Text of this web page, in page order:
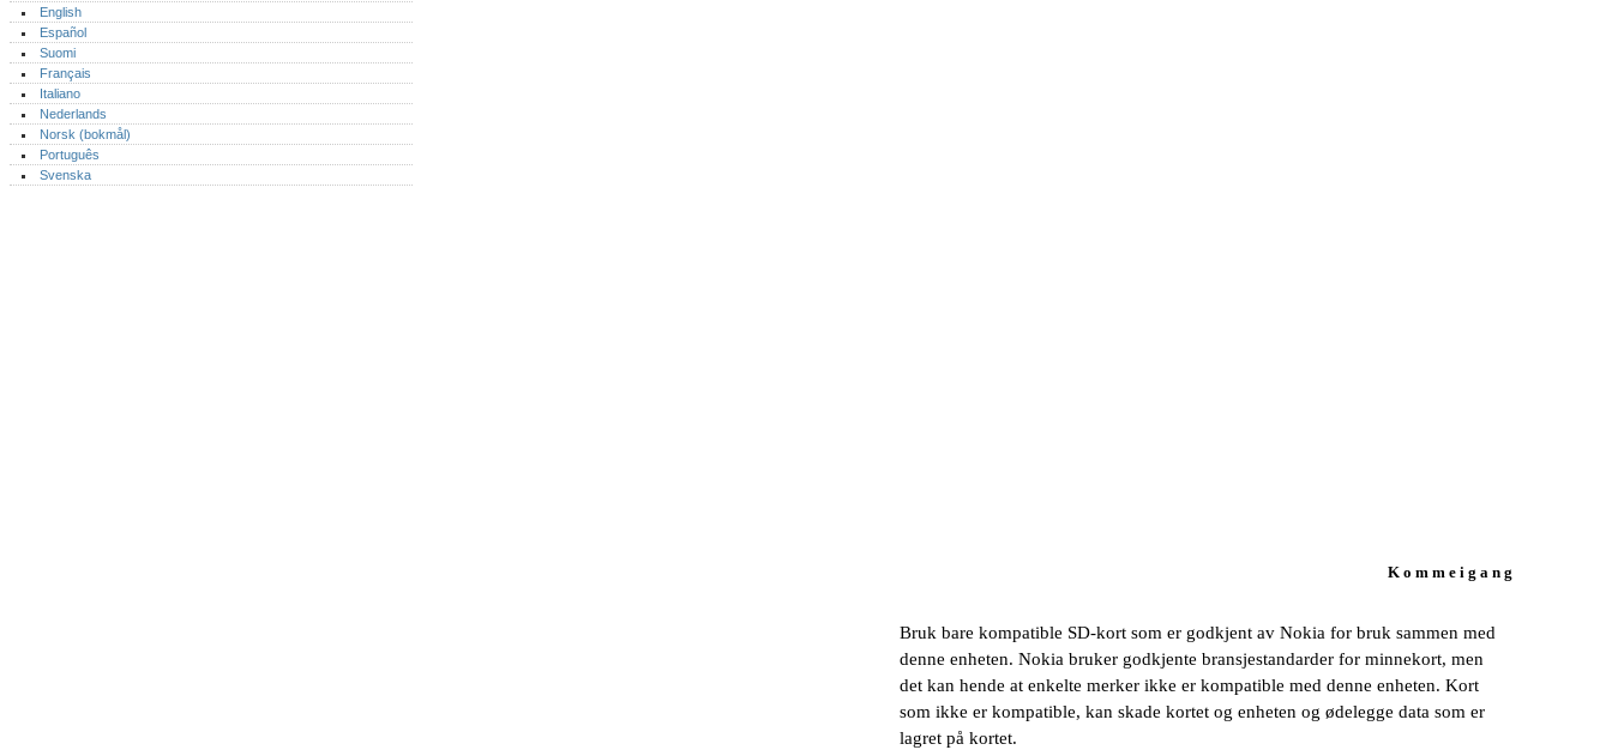
K o m m e i g a n g
Bruk bare kompatible SD-kort som er godkjent av Nokia for bruk sammen med
denne enheten. Nokia bruker godkjente bransjestandarder for minnekort, men
det kan hende at enkelte merker ikke er kompatible med denne enheten. Kort
som ikke er kompatible, kan skade kortet og enheten og ødelegge data som er
lagret på kortet.
English
Español
Suomi
Français
Italiano
Nederlands
Norsk (bokmål)‎
Português‎
Svenska